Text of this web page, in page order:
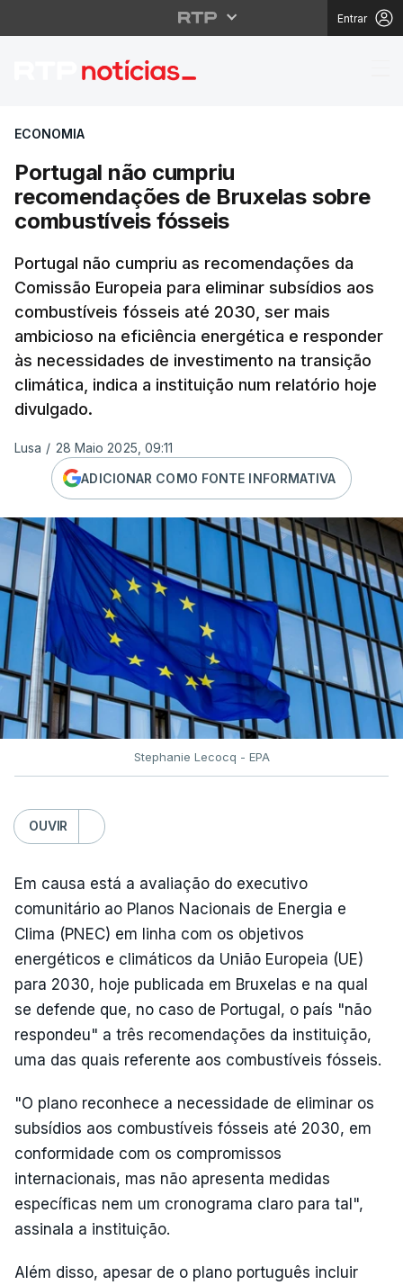
Entrar
Portugal não cumpriu
ECONOMIA
Portugal não cumpriu
recomendações de Bruxelas sobre
combustíveis fósseis
Portugal não cumpriu as recomendações da
Comissão Europeia para eliminar subsídios aos
combustíveis fósseis até 2030, ser mais
ambicioso na eficiência energética e responder
às necessidades de investimento na transição
climática, indica a instituição num relatório hoje
divulgado.
Lusa / 28 Maio 2025, 09:11
ADICIONAR COMO FONTE INFORMATIVA
Stephanie Lecocq - EPA
OUVIR
Em causa está a avaliação do executivo
comunitário ao Planos Nacionais de Energia e
Clima (PNEC) em linha com os objetivos
energéticos e climáticos da União Europeia (UE)
para 2030, hoje publicada em Bruxelas e na qual
se defende que, no caso de Portugal, o país "não
respondeu" a três recomendações da instituição,
uma das quais referente aos combustíveis fósseis.
"O plano reconhece a necessidade de eliminar os
subsídios aos combustíveis fósseis até 2030, em
conformidade com os compromissos
internacionais, mas não apresenta medidas
específicas nem um cronograma claro para tal",
assinala a instituição.
Além disso, apesar de o plano português incluir